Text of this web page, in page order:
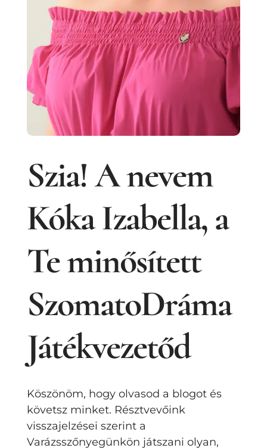
Szia! A nevem
Kóka Izabella, a
Te minősített
SzomatoDráma
Játékvezetőd
Köszönöm, hogy olvasod a blogot és
követsz minket. Résztvevőink
visszajelzései szerint a
Varázsszőnyegünkön játszani olyan,